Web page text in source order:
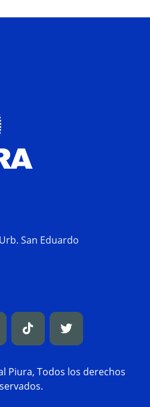
San Eduardo
Piura, Todos los derechos